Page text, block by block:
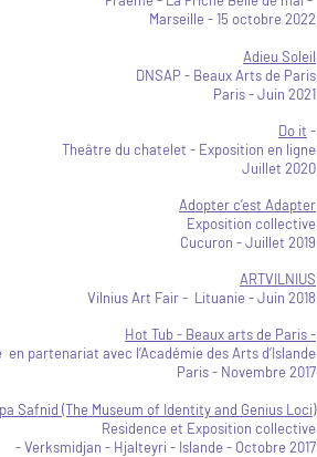
Marseille - 15 octobre 2022
Adieu Soleil
DNSAP - Beaux Arts de Paris
Paris -Juin 2021
Do it -
Theâtre du chatelet - Exposition en ligne
Juillet 2020
Adopter c’est Adapter
Exposition collective
Cucuron - Juillet 2019
ARTVILNIUS
Vilnius Art Fair - Lituanie - Juin 2018
Hot Tub - Beaux arts de Paris -
partenariat avec l’Académie des Arts d’Islande
Paris - Novembre 2017
Safnid (The Museum of Identity and Genius Loci)
Residence et Exposition collective
- Verksmidjan - Hjalteyri - Islande - Octobre 2017